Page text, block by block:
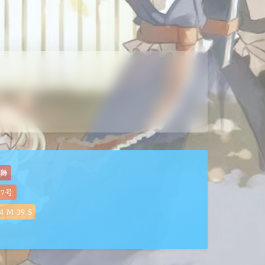
夜间模式
号
M 40 S